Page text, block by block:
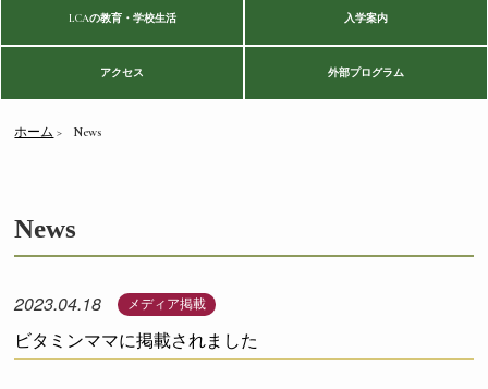
LCAの教育・学校生活 入学案内
アクセス 外部プログラム
ホーム News
News
2023.04.18 メディア掲載
ビタミンママに掲載されました